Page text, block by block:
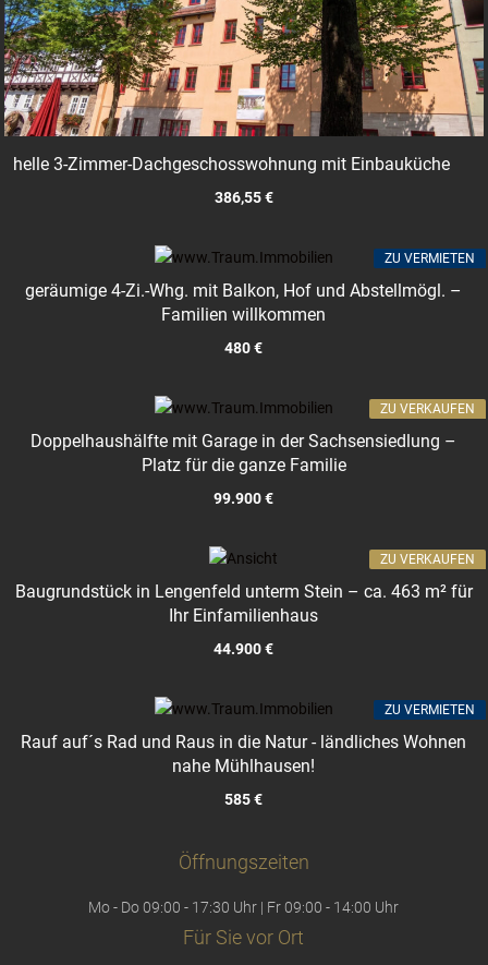
helle 3-Zimmer-Dachgeschosswohnung mit Einbauküche
386,55 €
geräumige 4-Zi.-Whg. mit Balkon, Hof und Abstellmögl. –
Familien willkommen
480 €
ZU VERMIETEN
Doppelhaushälfte mit Garage in der Sachsensiedlung –
Platz für die ganze Familie
99.900 €
ZU VERKAUFEN
Baugrundstück in Lengenfeld unterm Stein – ca. 463 m² für
Ihr Einfamilienhaus
44.900 €
ZU VERKAUFEN
Rauf auf´s Rad und Raus in die Natur - ländliches Wohnen
nahe Mühlhausen!
585 €
ZU VERMIETEN
Öffnungszeiten
Mo - Do 09:00 - 17:30 Uhr | Fr 09:00 - 14:00 Uhr
Für Sie vor Ort